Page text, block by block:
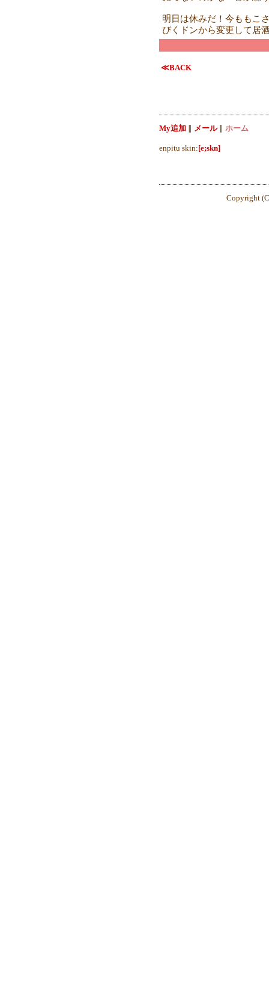
明日は休みだ！今ももこ
びくドンから変更して居
≪BACK
My追加 メール∥ ホーム
enpitu skin:[e;skn]
Copyright